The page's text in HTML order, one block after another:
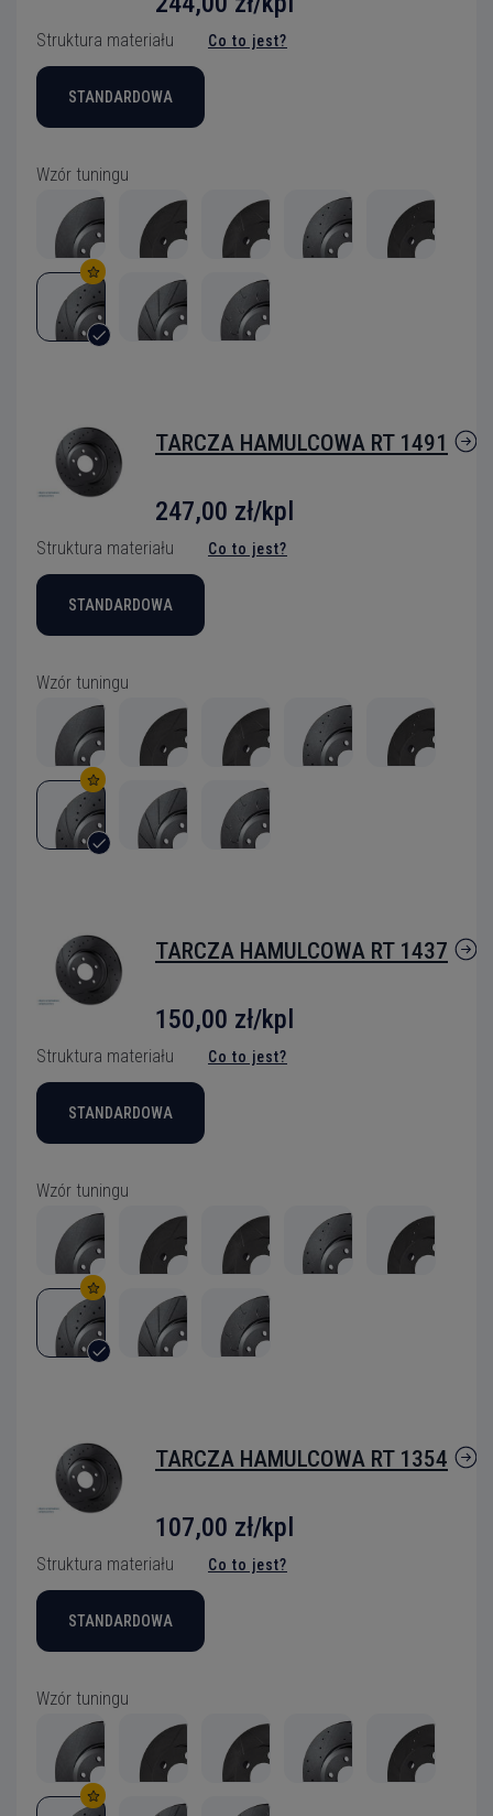
Struktura materiału Co to jest?
STANDARDOWA
Wzór tuningu
TARCZA HAMULCOWA RT 1491
247,00 zł/kpl
Struktura materiału Co to jest?
STANDARDOWA
Wzór tuningu
TARCZA HAMULCOWA RT 1437
150,00 zł/kpl
Struktura materiału Co to jest?
STANDARDOWA
Wzór tuningu
TARCZA HAMULCOWA RT 1354
107,00 zł/kpl
Struktura materiału Co to jest?
STANDARDOWA
Wzór tuningu